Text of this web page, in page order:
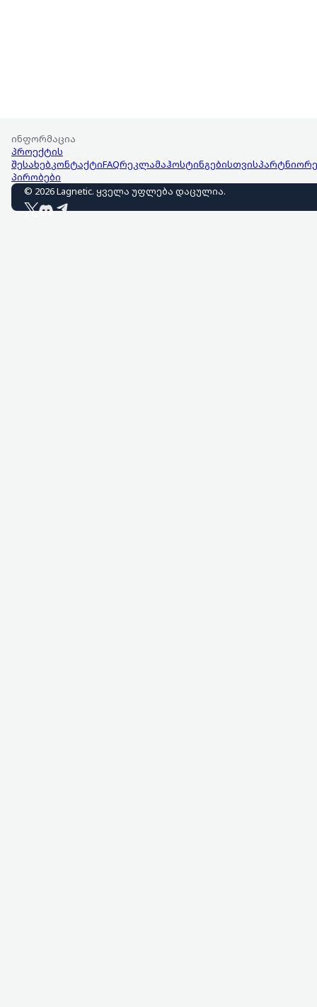
ინფორმაცია
პროექტის
შესახებკონტაქტიFAQრეკლამაჰოსტინგებისთვის
პირობები
© 2026Lagnetic. ყველა უფლება დაცულია.